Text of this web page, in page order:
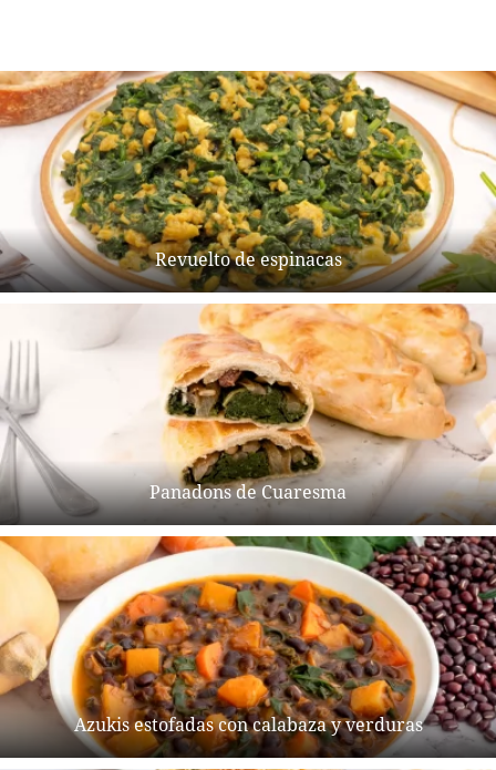
Revuelto de espinacas
Panadons de Cuaresma
Azukis estofadas con calabaza y verduras